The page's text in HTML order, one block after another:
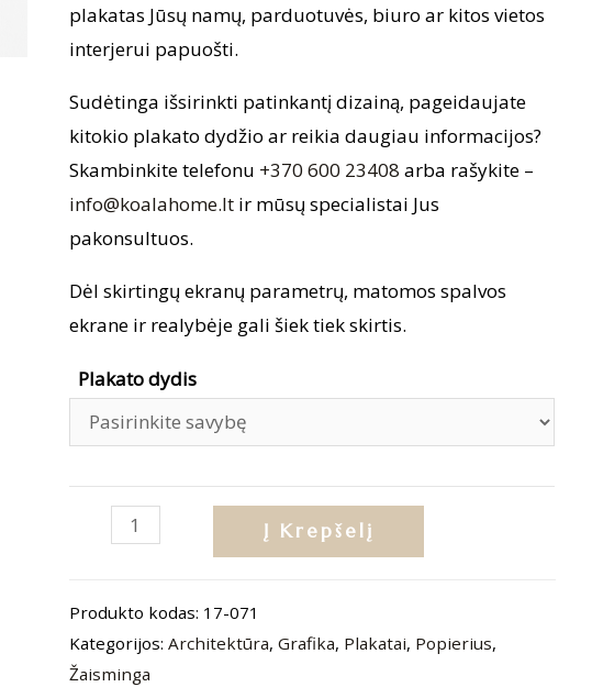
plakatas Jūsų namų, parduotuvės, biuro ar kitos vietos
interjerui papuošti.
Sudėtinga išsirinkti patinkantį dizainą, pageidaujate
kitokio plakato dydžio ar reikia daugiau informacijos?
Skambinkite telefonu +370 600 23408 arba rašykite –
info@koalahome.lt ir mūsų specialistai Jus
pakonsultuos.
Dėl skirtingų ekranų parametrų, matomos spalvos
ekrane ir realybėje gali šiek tiek skirtis.
Plakato dydis
produkto
„Architektūra
Nr.3“
Į Krepšelį
Produkto kodas: 17-071
Kategorijos:Architektūra,Grafika, Plakatai, Popierius,
Žaisminga